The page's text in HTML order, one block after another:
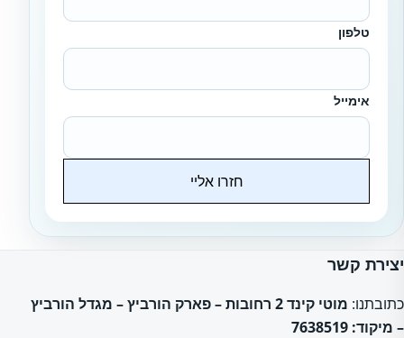
טלפון
אימייל
חזרו אליי
יצירת קשר
כתובתנו:
מוטי קינד 2 רחובות – פארק הורביץ – מגדל הורביץ
– מיקוד: 7638519